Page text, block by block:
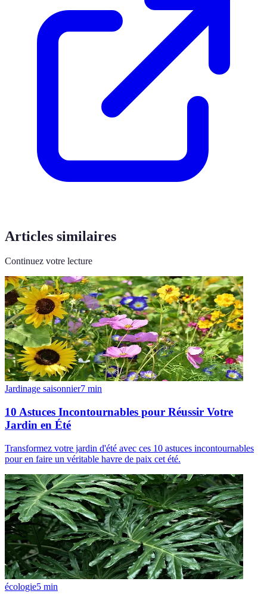
Articles similaires
Continuez votre lecture
Jardinage saisonnier7 min
10 Astuces Incontournables pour Réussir Votre
Jardin en Été
Transformez votre jardin d'été avec ces 10 astuces incontournables
pour en faire un véritable havre de paix cet été.
écologie5 min